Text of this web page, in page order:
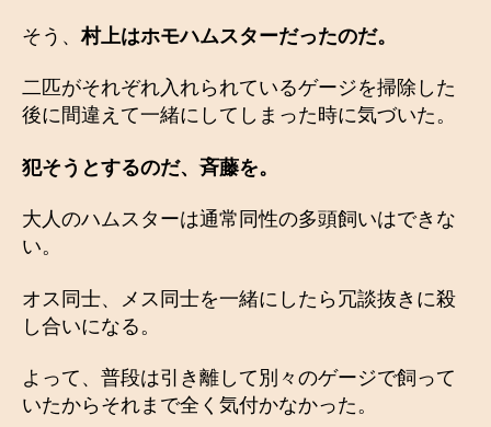
そう、村上はホモハムスターだったのだ。
二匹がそれぞれ入れられているゲージを掃除した
後に間違えて一緒にしてしまった時に気づいた。
犯そうとするのだ、斉藤を。
大人のハムスターは通常同性の多頭飼いはできな
い。
オス同士、メス同士を一緒にしたら冗談抜きに殺
し合いになる。
よって、普段は引き離して別々のゲージで飼って
いたからそれまで全く気付かなかった。